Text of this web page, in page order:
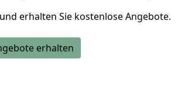
erhalten Sie kostenlose Angebote.
erhalten